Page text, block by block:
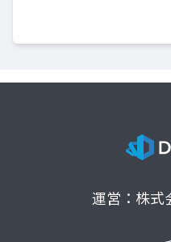
運営：株式